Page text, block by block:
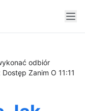
odbiór
Zanim O 11:11